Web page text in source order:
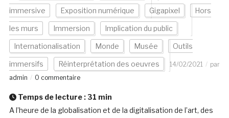
immersive Exposition numérique Gigapixel Hors
les murs Immersion Implication du public
Internationalisation Monde Musée Outils
immersifs Réinterprétation des oeuvres 14/02/2021
par
admin
0 commentaire
Temps de lecture : 31 min
A l’heure de la globalisation et de la digitalisation de l’art, des